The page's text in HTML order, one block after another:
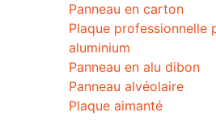
Panneau en carton
Plaque professionnelle
aluminium
Panneau en alu dibon
Panneau alvéolaire
Plaque aimanté